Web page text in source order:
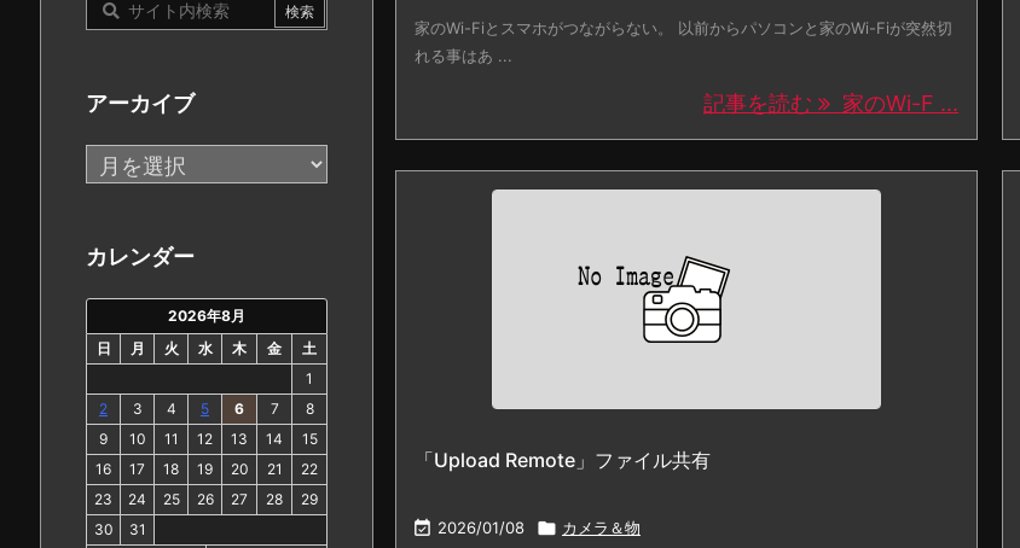
家のWi-Fiとスマホがつながらない。 以前からパソコンと家のWi-Fiが突然切
れる事はあ ...
記事を読む 家のWi-F ...
「Upload Remote」ファイル共有
 2026/01/08  カメラ＆物
アーカイブ
ア
ー
イ
ブ
カレンダー
2026年8月
日
月 火 水 木 金
土
1
2
3 4 5 6 7
8
9
10 11 12 13 14
15
16
17 18 19 20 21
22
23
24 25 26 27 28
29
30
31